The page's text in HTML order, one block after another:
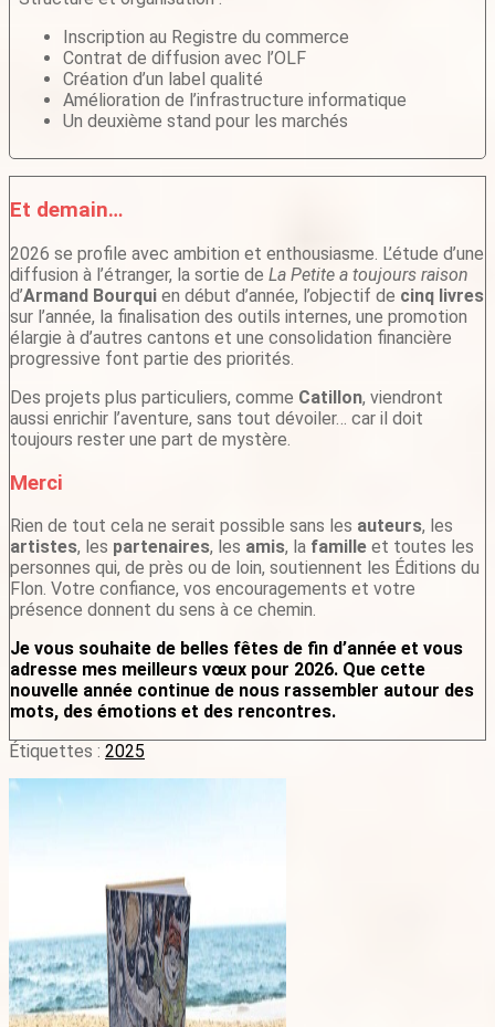
Inscription au Registre du commerce
Contrat de diffusion avec l’OLF
Création d’un label qualité
Amélioration de l’infrastructure informatique
Un deuxième stand pour les marchés
Et demain…
2026 se profile avec ambition et enthousiasme. L’étude d’une
diffusion à l’étranger, la sortie de La Petite a toujours raison
d’Armand Bourqui en début d’année, l’objectif de cinq livres
sur l’année, la finalisation des outils internes, une promotion
élargie à d’autres cantons et une consolidation financière
progressive font partie des priorités.
Des projets plus particuliers, comme Catillon, viendront
aussi enrichir l’aventure, sans tout dévoiler… car il doit
toujours rester une part de mystère.
Merci
Rien de tout cela ne serait possible sans les auteurs, les
artistes, les partenaires, les amis, la famille et toutes les
personnes qui, de près ou de loin, soutiennent les Éditions du
Flon. Votre confiance, vos encouragements et votre
présence donnent du sens à ce chemin.
Je vous souhaite de belles fêtes de fin d’année et vous
adresse mes meilleurs vœux pour 2026. Que cette
nouvelle année continue de nous rassembler autour des
mots, des émotions et des rencontres.
Étiquettes : 2025